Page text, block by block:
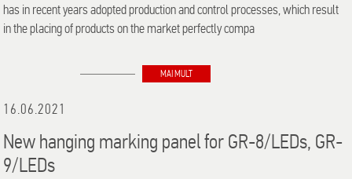
has in recent years adopted production and control processes, which result
in the placing of products on the market perfectly compa
MAI MULT
16.06.2021
New hanging marking panel for GR-8/LEDs, GR-
9/LEDs